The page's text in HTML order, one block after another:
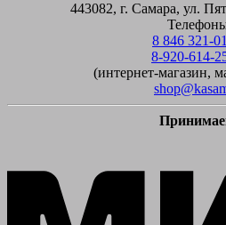
443082, г. Самара, ул.
8 846 321-
8-920-614-
(интернет-магазин,